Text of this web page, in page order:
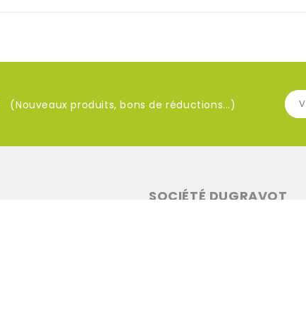
(Nouveaux produits, bons de réductions...)
SOCIÉTÉ DUGRAVOT